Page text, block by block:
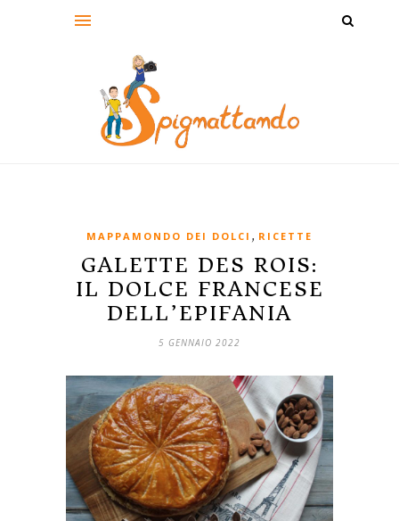
MAPPAMONDO DEI DOLCI , RICETTE
GALETTE DES ROIS:
IL DOLCE FRANCESE
DELL’EPIFANIA
5 GENNAIO 2022